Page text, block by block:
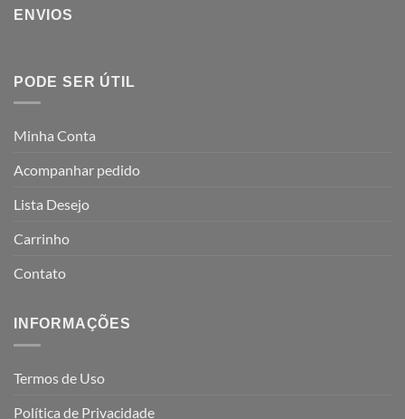
ENVIOS
PODE SER ÚTIL
Minha Conta
Acompanhar pedido
Lista Desejo
Carrinho
Contato
INFORMAÇÕES
Termos de Uso
Política de Privacidade